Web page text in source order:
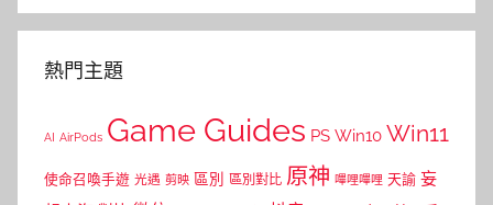
熱門主題
AI AirPods Game Guides PS Win10 Win11
使命召喚手遊 光遇 剪映 區別 區別對比 原神 嗶哩嗶哩 天諭 妄